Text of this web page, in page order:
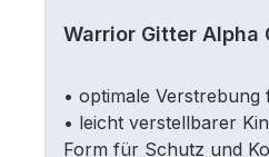
Warrior Gitter Alpha
• optimale
• leicht verstellbarer
Form für Schutz und